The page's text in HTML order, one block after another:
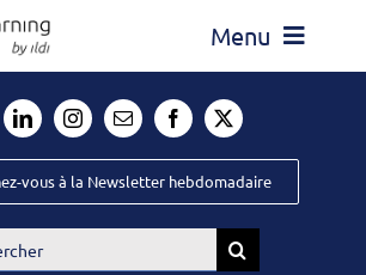
Menu
vous à la Newsletter hebdomadaire